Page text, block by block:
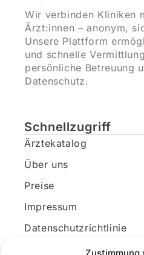
Zustimmung
Wir verbinden Kliniken
Ärzt:innen – anonym,
Unsere Plattform
und schnelle
persönliche Betreuung
Datenschutz.
Schnellzugriff
Ärztekatalog
Über uns
Preise
Impressum
Datenschutzrichtlinie
Kundenkonto